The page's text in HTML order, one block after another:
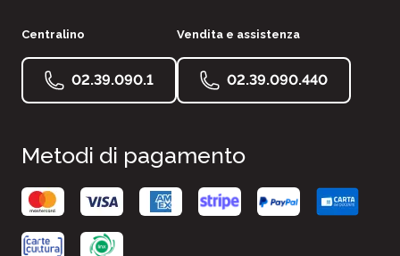
Centralino
02.39.090.1
Vendita e assistenza
02.39.090.440
Metodi di pagamento